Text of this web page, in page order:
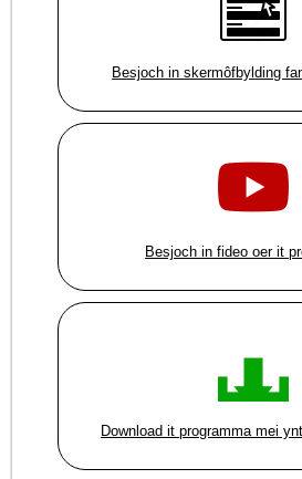
Besjoch in skermôfbylding
Besjoch in fideo oer it
Download it programma mei